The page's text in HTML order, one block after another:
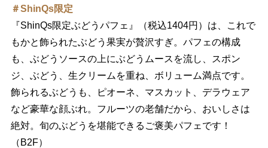
＃ShinQs限定
『ShinQs限定ぶどうパフェ』（税込1404円）は、これで
もかと飾られたぶどう果実が贅沢すぎ。パフェの構成
も、ぶどうソースの上にぶどうムースを流し、スポン
ジ、ぶどう、生クリームを重ね、ボリューム満点です。
飾られるぶどうも、ピオーネ、マスカット、デラウェア
など豪華な顔ぶれ。フルーツの老舗だから、おいしさは
絶対。旬のぶどうを堪能できるご褒美パフェです！
（B2F）